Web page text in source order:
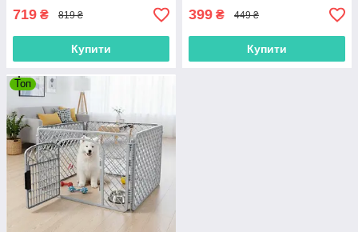
719 ₴ 819 ₴
Купити
399 ₴ 449 ₴
Купити
Топ